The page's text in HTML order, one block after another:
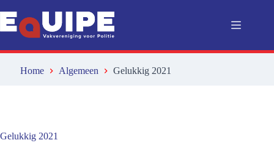
naar
de
inhoud
Home Algemeen Gelukkig 2021
Gelukkig 2021